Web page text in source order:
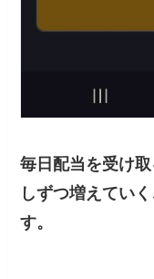
毎日配当を受け
しずつ増えてい
す。